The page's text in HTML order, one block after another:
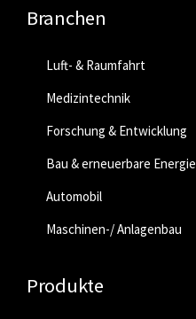
Branchen
Luft- & Raumfahrt
Medizintechnik
Forschung & Entwicklung
Bau & erneuerbare Energie
Automobil
Maschinen-/ Anlagenbau
Produkte